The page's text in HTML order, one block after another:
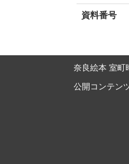
資料番号
奈良絵本 室町
公開コンテン